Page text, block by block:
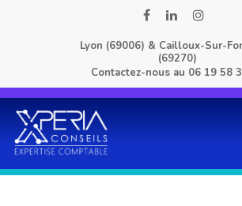
facebooklinkedininstagram
Lyon (69006) & Cailloux-Sur-
(69270)
Contactez-nous au 06 19 58